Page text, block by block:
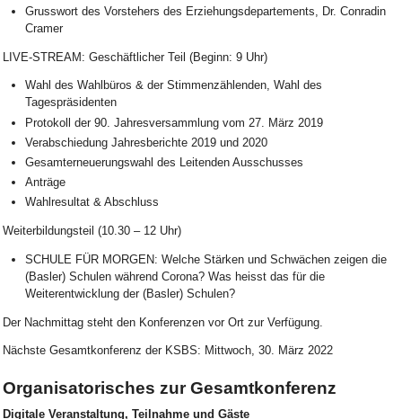
Grusswort des Vorstehers des Erziehungsdepartements, Dr. Conradin
Cramer
LIVE-STREAM: Geschäftlicher Teil (Beginn: 9 Uhr)
Wahl des Wahlbüros & der Stimmenzählenden, Wahl des
Tagespräsidenten
Protokoll der 90. Jahresversammlung vom 27. März 2019
Verabschiedung Jahresberichte 2019 und 2020
Gesamterneuerungswahl des Leitenden Ausschusses
Anträge
Wahlresultat & Abschluss
Weiterbildungsteil (10.30 – 12 Uhr)
SCHULE FÜR MORGEN: Welche Stärken und Schwächen zeigen die
(Basler) Schulen während Corona? Was heisst das für die
Weiterentwicklung der (Basler) Schulen?
Der Nachmittag steht den Konferenzen vor Ort zur Verfügung.
Nächste Gesamtkonferenz der KSBS: Mittwoch, 30. März 2022
Organisatorisches zur Gesamtkonferenz
Digitale Veranstaltung, Teilnahme und Gäste